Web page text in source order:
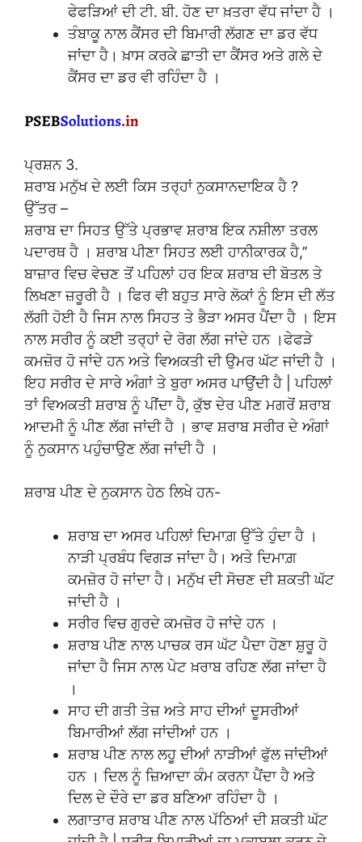
ਫੇਫੜਿਆਂ ਦੀ ਟੀ. ਬੀ. ਹੋਣ ਦਾ ਖ਼ਤਰਾ ਵੱਧ ਜਾਂਦਾ ਹੈ ।
ਤੰਬਾਕੂ ਨਾਲ ਕੈਂਸਰ ਦੀ ਬਿਮਾਰੀ ਲੱਗਣ ਦਾ ਡਰ ਵੱਧ
ਜਾਂਦਾ ਹੈ। ਖ਼ਾਸ ਕਰਕੇ ਛਾਤੀ ਦਾ ਕੈਂਸਰ ਅਤੇ ਗਲੇ ਦੇ
ਕੈਂਸਰ ਦਾ ਡਰ ਵੀ ਰਹਿੰਦਾ ਹੈ ।
ਪ੍ਰਸ਼ਨ 3.
ਸ਼ਰਾਬ ਮਨੁੱਖ ਦੇ ਲਈ ਕਿਸ ਤਰ੍ਹਾਂ ਨੁਕਸਾਨਦਾਇਕ ਹੈ ?
ਉੱਤਰ –
ਸ਼ਰਾਬ ਦਾ ਸਿਹਤ ਉੱਤੇ ਪ੍ਰਭਾਵ ਸ਼ਰਾਬ ਇਕ ਨਸ਼ੀਲਾ ਤਰਲ
ਪਦਾਰਥ ਹੈ । ਸ਼ਰਾਬ ਪੀਣਾ ਸਿਹਤ ਲਈ ਹਾਨੀਕਾਰਕ ਹੈ,’’
ਬਾਜ਼ਾਰ ਵਿਚ ਵੇਚਣ ਤੋਂ ਪਹਿਲਾਂ ਹਰ ਇਕ ਸ਼ਰਾਬ ਦੀ ਬੋਤਲ ਤੇ
ਲਿਖਣਾ ਜ਼ਰੂਰੀ ਹੈ । ਫਿਰ ਵੀ ਬਹੁਤ ਸਾਰੇ ਲੋਕਾਂ ਨੂੰ ਇਸ ਦੀ ਲੱਤ
ਲੱਗੀ ਹੋਈ ਹੈ ਜਿਸ ਨਾਲ ਸਿਹਤ ਤੇ ਭੈੜਾ ਅਸਰ ਪੈਂਦਾ ਹੈ । ਇਸ
ਨਾਲ ਸਰੀਰ ਨੂੰ ਕਈ ਤਰ੍ਹਾਂ ਦੇ ਰੋਗ ਲੱਗ ਜਾਂਦੇ ਹਨ ।ਫੇਫੜੇ
ਕਮਜ਼ੋਰ ਹੋ ਜਾਂਦੇ ਹਨ ਅਤੇ ਵਿਅਕਤੀ ਦੀ ਉਮਰ ਘੱਟ ਜਾਂਦੀ ਹੈ ।
ਇਹ ਸਰੀਰ ਦੇ ਸਾਰੇ ਅੰਗਾਂ ਤੇ ਬੁਰਾ ਅਸਰ ਪਾਉਂਦੀ ਹੈ | ਪਹਿਲਾਂ
ਤਾਂ ਵਿਅਕਤੀ ਸ਼ਰਾਬ ਨੂੰ ਪੀਂਦਾ ਹੈ, ਕੁੱਝ ਦੇਰ ਪੀਣ ਮਗਰੋਂ ਸ਼ਰਾਬ
ਆਦਮੀ ਨੂੰ ਪੀਣ ਲੱਗ ਜਾਂਦੀ ਹੈ । ਭਾਵ ਸ਼ਰਾਬ ਸਰੀਰ ਦੇ ਅੰਗਾਂ
ਨੂੰ ਨੁਕਸਾਨ ਪਹੁੰਚਾਉਣ ਲੱਗ ਜਾਂਦੀ ਹੈ ।
ਸ਼ਰਾਬ ਪੀਣ ਦੇ ਨੁਕਸਾਨ ਹੇਠ ਲਿਖੇ ਹਨ-
ਸ਼ਰਾਬ ਦਾ ਅਸਰ ਪਹਿਲਾਂ ਦਿਮਾਗ਼ ਉੱਤੇ ਹੁੰਦਾ ਹੈ ।
ਨਾੜੀ ਪ੍ਰਬੰਧ ਵਿਗੜ ਜਾਂਦਾ ਹੈ। ਅਤੇ ਦਿਮਾਗ਼
ਕਮਜ਼ੋਰ ਹੋ ਜਾਂਦਾ ਹੈ। ਮਨੁੱਖ ਦੀ ਸੋਚਣ ਦੀ ਸ਼ਕਤੀ ਘੱਟ
ਜਾਂਦੀ ਹੈ ।
ਸਰੀਰ ਵਿਚ ਗੁਰਦੇ ਕਮਜ਼ੋਰ ਹੋ ਜਾਂਦੇ ਹਨ ।
ਸ਼ਰਾਬ ਪੀਣ ਨਾਲ ਪਾਚਕ ਰਸ ਘੱਟ ਪੈਦਾ ਹੋਣਾ ਸ਼ੁਰੂ ਹੋ
ਜਾਂਦਾ ਹੈ ਜਿਸ ਨਾਲ ਪੇਟ ਖ਼ਰਾਬ ਰਹਿਣ ਲੱਗ ਜਾਂਦਾ ਹੈ
।
ਸਾਹ ਦੀ ਗਤੀ ਤੇਜ਼ ਅਤੇ ਸਾਹ ਦੀਆਂ ਦੂਸਰੀਆਂ
ਬਿਮਾਰੀਆਂ ਲੱਗ ਜਾਂਦੀਆਂ ਹਨ ।
ਸ਼ਰਾਬ ਪੀਣ ਨਾਲ ਲਹੂ ਦੀਆਂ ਨਾੜੀਆਂ ਫੁੱਲ ਜਾਂਦੀਆਂ
ਹਨ । ਦਿਲ ਨੂੰ ਜ਼ਿਆਦਾ ਕੰਮ ਕਰਨਾ ਪੈਂਦਾ ਹੈ ਅਤੇ
ਦਿਲ ਦੇ ਦੌਰੇ ਦਾ ਡਰ ਬਣਿਆ ਰਹਿੰਦਾ ਹੈ ।
ਲਗਾਤਾਰ ਸ਼ਰਾਬ ਪੀਣ ਨਾਲ ਪੱਠਿਆਂ ਦੀ ਸ਼ਕਤੀ ਘੱਟ